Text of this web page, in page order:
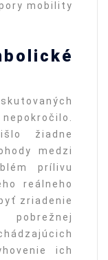
mobility
žiadne
medzi
prílivu
reálneho
zriadenie
pobrežnej
ich